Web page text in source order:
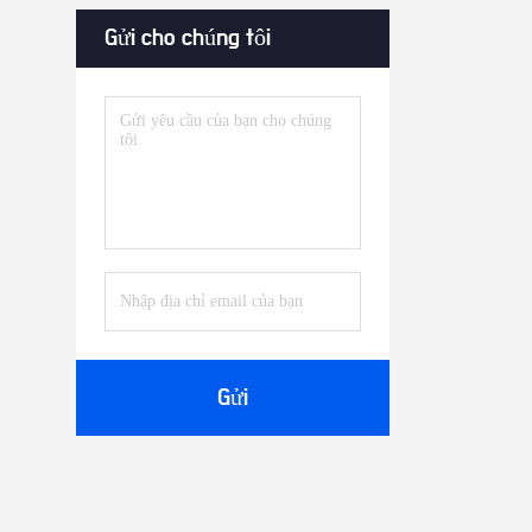
Gửi cho chúng tôi
Gửi